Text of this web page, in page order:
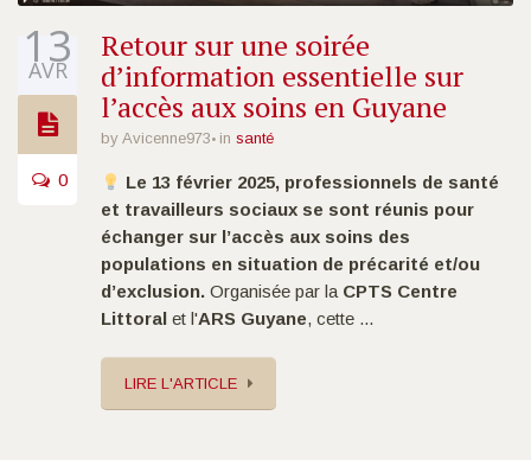
13
AVR
0
Retour sur une soirée
d’information essentielle sur
l’accès aux soins en Guyane
by Avicenne973 in santé
Le 13 février 2025, professionnels de santé
et travailleurs sociaux se sont réunis pour
échanger sur l’accès aux soins des
populations en situation de précarité et/ou
d’exclusion. Organisée par la CPTS Centre
Littoral et l'ARS Guyane, cette ...
LIRE L'ARTICLE